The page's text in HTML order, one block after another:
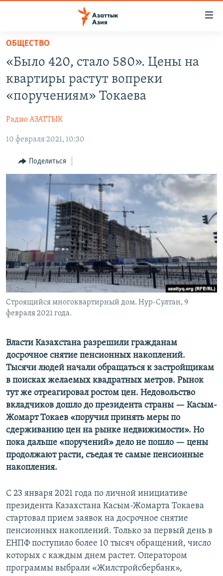
Вернуться
основному
содержанию
Вернутся
главной
Вернутся
поиску
ТАДЖИКИСТАН
ВОЙНА В УКРАИНЕ
ҚАЗАҚША
КЫРГЫЗЧА
ЎЗБЕКЧА
TÜRKMENÇE
ПОДПИШИТЕСЬ НА НАС В СОЦСЕТЯХ
Все сайты РСЕ/РС
ОБЩЕСТВО
«Было 420, стало 580». Цены на
квартиры растут вопреки
«поручениям» Токаева
Радио АЗАТТЫК
10 февраля 2021, 10:30
Поделиться
Строящийся многоквартирный дом. Нур-Султан, 9
февраля 2021 года.
Власти Казахстана разрешили гражданам
досрочное снятие пенсионных накоплений.
Тысячи людей начали обращаться к застройщикам
в поисках желаемых квадратных метров. Рынок
тут же отреагировал ростом цен. Недовольство
вкладчиков дошло до президента страны — Касым-
Жомарт Токаев «поручил принять меры по
сдерживанию цен на рынке недвижимости». Но
пока дальше «поручений» дело не пошло — цены
продолжают расти, съедая те самые пенсионные
накопления.
С 23 января 2021 года по личной инициативе
президента Казахстана Касым-Жомарта Токаева
стартовал прием заявок на досрочное снятие
пенсионных накоплений. Только за первый день в
ЕНПФ поступило более 10 тысяч обращений, число
которых с каждым днем растет. Оператором
программы выбрали «Жилстройсбербанк»,